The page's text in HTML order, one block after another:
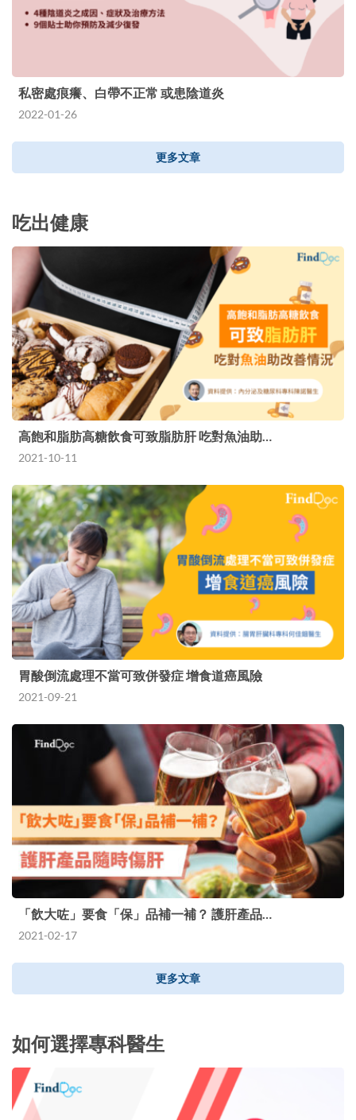
私密處痕癢、白帶不正常 或患陰道炎
2022-01-26
更多文章
吃出健康
高飽和脂肪高糖飲食可致脂肪肝 吃對魚油助…
2021-10-11
胃酸倒流處理不當可致併發症 增食道癌風險
2021-09-21
「飲大咗」要食「保」品補一補？ 護肝產品…
2021-02-17
更多文章
如何選擇專科醫生